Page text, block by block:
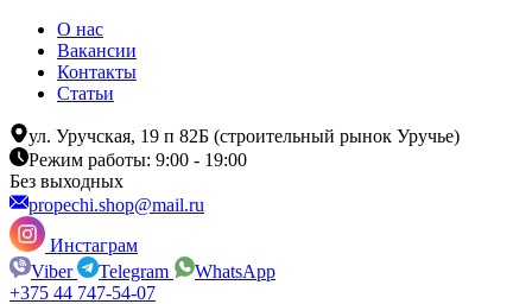
О нас
Вакансии
Контакты
Статьи
ул. Уручская, 19 п 82Б (строительный рынок Уручье)
Режим работы: 9:00 - 19:00
Без выходных
propechi.shop@mail.ru
Инстаграм
Viber
Telegram
WhatsApp
+375 44 747-54-07